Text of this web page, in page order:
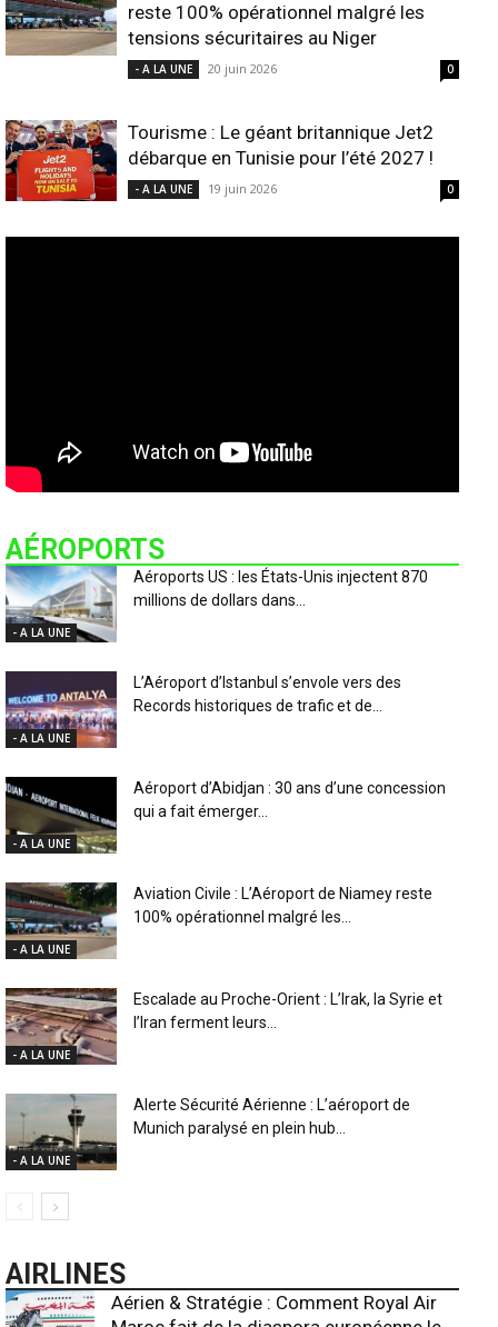
reste 100% opérationnel malgré les
tensions sécuritaires au Niger
- A LA UNE 20 juin 2026 0
Tourisme : Le géant britannique Jet2
débarque en Tunisie pour l’été 2027 !
- A LA UNE 19 juin 2026 0
AÉROPORTS
- A LA UNE
Aéroports US : les États-Unis injectent 870
millions de dollars dans...
- A LA UNE
L’Aéroport d’Istanbul s’envole vers des
Records historiques de trafic et de...
- A LA UNE
Aéroport d’Abidjan : 30 ans d’une concession
qui a fait émerger...
- A LA UNE
Aviation Civile : L’Aéroport de Niamey reste
100% opérationnel malgré les...
- A LA UNE
Escalade au Proche-Orient : L’Irak, la Syrie et
l’Iran ferment leurs...
- A LA UNE
Alerte Sécurité Aérienne : L’aéroport de
Munich paralysé en plein hub...
AIRLINES
Aérien & Stratégie : Comment Royal Air